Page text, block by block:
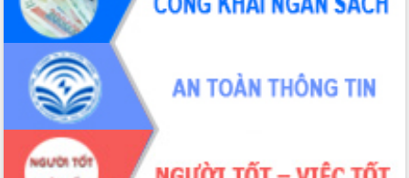
để phát triển du lịch Đắk Lắk
Khởi động Dự án Đầu tư xây dựng hạ
tầng kỹ thuật Cụm công nghiệp Tân
Tiến
Gặp mặt các cơ quan báo chí nhân Kỷ
niệm 101 năm Ngày Báo chí Cách
mạng Việt Nam
Đắk Lắk sơ kết 4 năm triển khai thực
hiện Đề án 06 của Chính phủ